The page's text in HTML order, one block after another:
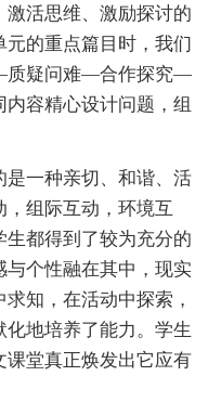
激活思维、激励探讨的
的重点篇目时，我们
质疑问难—合作探究—
容精心设计问题，组
一种亲切、和谐、活
，组际互动，环境互
都得到了较为充分的
与个性融在其中，现实
知，在活动中探索，
地培养了能力。学生
课堂真正焕发出它应有